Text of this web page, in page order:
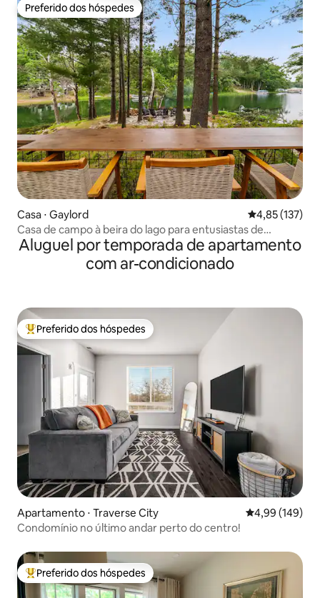
Preferido dos hóspedes
Preferido dos hóspedes
Casa ⋅ Gaylord 4,85 de uma
4,85 (137)
Casa de campo à beira do lago para entusiastas de
SidexSide e golfe
Aluguel por temporada de apartamento
com ar-condicionado
Entre os melhores preferidos dos hóspedes
Preferido dos hóspedes
Apartamento ⋅ Traverse City 4,99 de uma
4,99 (149)
Condomínio no último andar perto do centro!
Entre os melhores preferidos dos hóspedes
Preferido dos hóspedes